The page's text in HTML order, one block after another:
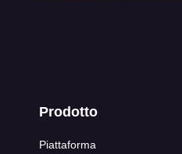
Prodotto
Piattaforma